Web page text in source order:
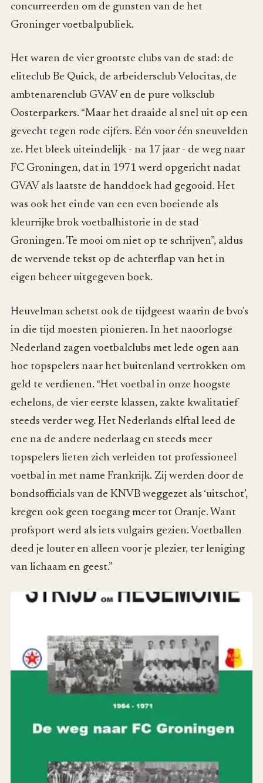
concurreerden om de gunsten van de het
Groninger voetbalpubliek.
Het waren de vier grootste clubs van de stad: de
eliteclub Be Quick, de arbeidersclub Velocitas, de
ambtenarenclub GVAV en de pure volksclub
Oosterparkers. “Maar het draaide al snel uit op een
gevecht tegen rode cijfers. Eén voor één sneuvelden
ze. Het bleek uiteindelijk - na 17 jaar - de weg naar
FC Groningen, dat in 1971 werd opgericht nadat
GVAV als laatste de handdoek had gegooid. Het
was ook het einde van een even boeiende als
kleurrijke brok voetbalhistorie in de stad
Groningen. Te mooi om niet op te schrijven”, aldus
de wervende tekst op de achterflap van het in
eigen beheer uitgegeven boek.
Heuvelman schetst ook de tijdgeest waarin de bvo’s
in die tijd moesten pionieren. In het naoorlogse
Nederland zagen voetbalclubs met lede ogen aan
hoe topspelers naar het buitenland vertrokken om
geld te verdienen. “Het voetbal in onze hoogste
echelons, de vier eerste klassen, zakte kwalitatief
steeds verder weg. Het Nederlands elftal leed de
ene na de andere nederlaag en steeds meer
topspelers lieten zich verleiden tot professioneel
voetbal in met name Frankrijk. Zij werden door de
bondsofficials van de KNVB weggezet als ‘uitschot’,
kregen ook geen toegang meer tot Oranje. Want
profsport werd als iets vulgairs gezien. Voetballen
deed je louter en alleen voor je plezier, ter leniging
van lichaam en geest.”